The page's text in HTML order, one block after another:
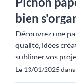
bien
Découvrez une
qualité, idées
sublimer vos
Le 13/01/2025